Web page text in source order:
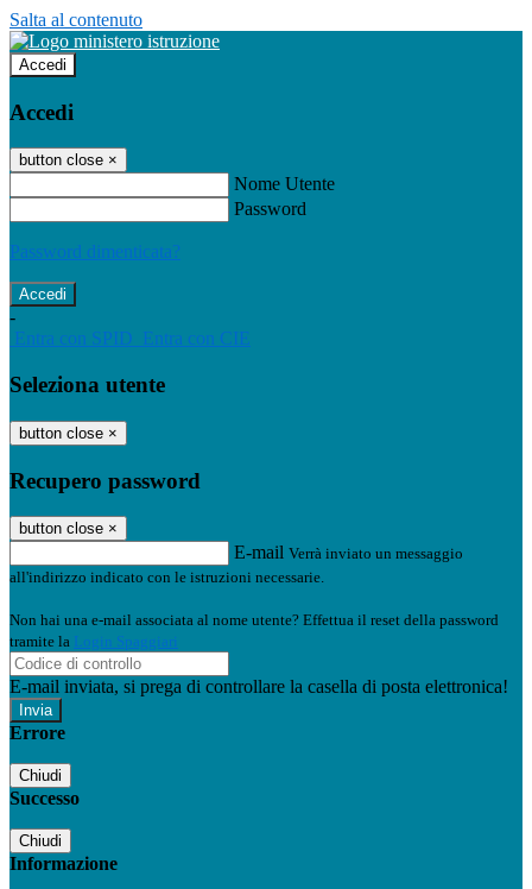
Salta al contenuto
Accedi
Accedi
button close ×
Nome Utente
Password
Password dimenticata?
-
Entra con SPID Entra con CIE
Seleziona utente
button close ×
Recupero password
button close ×
E-mail Verrà inviato un messaggio
all'indirizzo indicato con le istruzioni necessarie.
Non hai una e-mail associata al nome utente? Effettua il reset della password
tramite la Login Spaggiari
E-mail inviata, si prega di controllare la casella di posta elettronica!
Errore
Chiudi
Successo
Chiudi
Informazione